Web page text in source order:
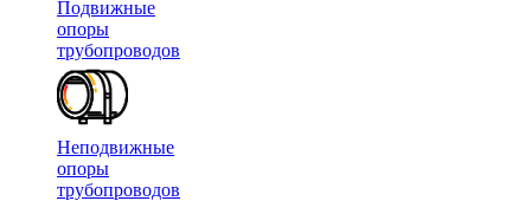
Подвижные
опоры
трубопроводов
Неподвижные
опоры
трубопроводов